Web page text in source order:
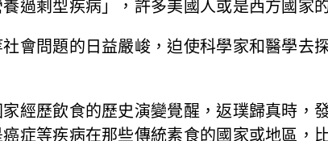
過剩型疾病」，許多美國人或是西方國家
會問題的日益嚴峻，迫使科學家和醫學去
經歷飲食的歷史演變覺醒，返璞歸真時，
症等疾病在那些傳統素食的國家或地區，